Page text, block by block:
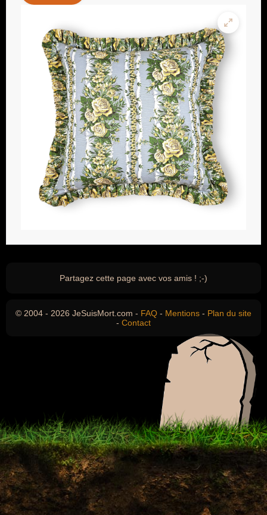
Partagez cette page avec vos amis ! ;-)
© 2004 - 2026 JeSuisMort.com - FAQ - Mentions - Plan du site
- Contact